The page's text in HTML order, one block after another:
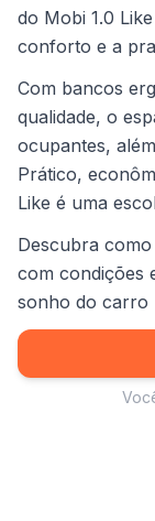
do Mobi 1.0
conforto e a
Com bancos
qualidade, o
ocupantes,
Prático,
Like é uma
Descubra
com condições
sonho do carro